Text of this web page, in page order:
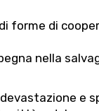
forme di
nella
e